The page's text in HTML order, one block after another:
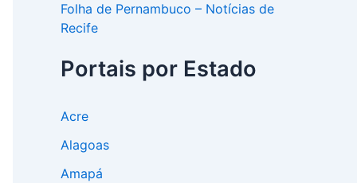
Folha de Pernambuco – Notícias de
Recife
Portais por Estado
Acre
Alagoas
Amapá